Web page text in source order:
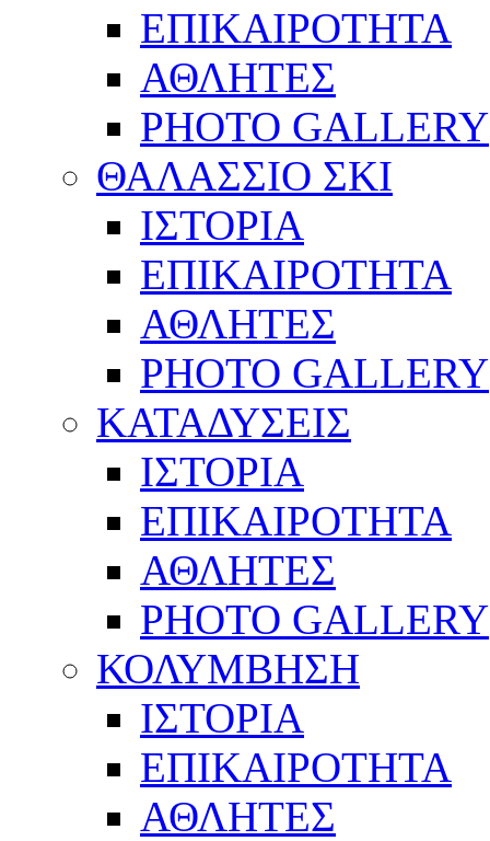
ΕΠΙΚΑΙΡΟΤΗΤΑ
ΑΘΛΗΤΕΣ
PHOTO GALLERY
ΘΑΛΑΣΣΙΟ ΣΚΙ
ΙΣΤΟΡΙΑ
ΕΠΙΚΑΙΡΟΤΗΤΑ
ΑΘΛΗΤΕΣ
PHOTO GALLERY
ΚΑΤΑΔΥΣΕΙΣ
ΙΣΤΟΡΙΑ
ΕΠΙΚΑΙΡΟΤΗΤΑ
ΑΘΛΗΤΕΣ
PHOTO GALLERY
ΚΟΛΥΜΒΗΣΗ
ΙΣΤΟΡΙΑ
ΕΠΙΚΑΙΡΟΤΗΤΑ
ΑΘΛΗΤΕΣ